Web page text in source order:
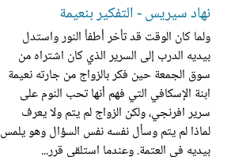
نهاد سيريس - التفكير بنعيمة
ولما كان الوقت قد تأخر أطفأ النور واستدل
بيديه الدرب إلى السرير الذي كان اشتراه من
سوق الجمعة حين فكر بالزواج من جارته نعيمة
ابنة الإسكافي التي فهم أنها تحب النوم على
سرير افرنجي، ولكن الزواج لم يتم ولا يعرف
لماذا لم يتم وسأل نفسه نفس السؤال وهو
بيديه في العتمة. وعندما استلقى قرر...